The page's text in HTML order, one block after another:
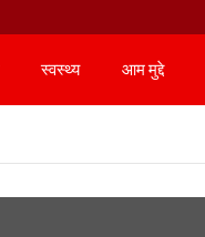
स्वस्थ्य आम मुद्दे